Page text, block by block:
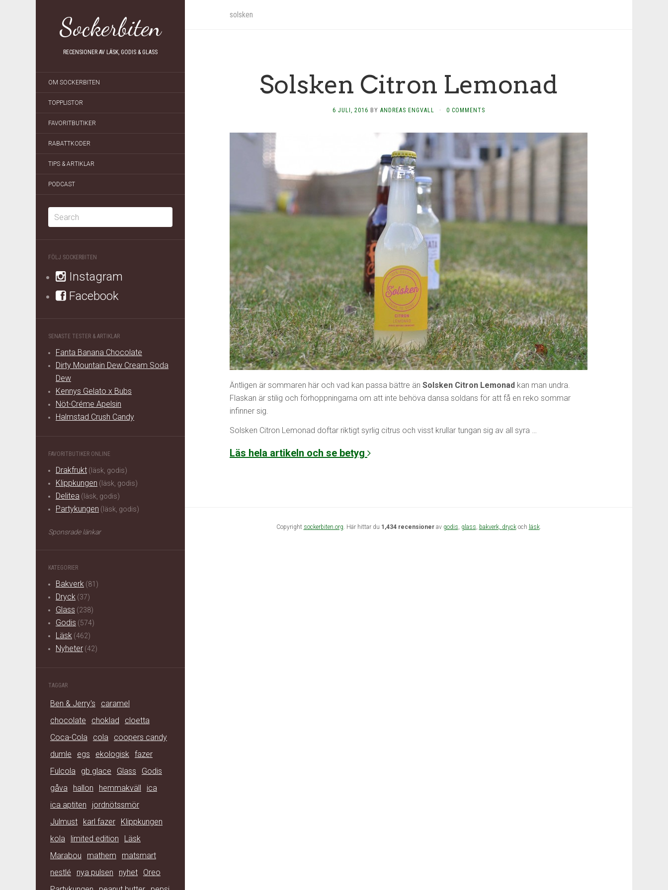
Sockerbiten
RECENSIONER AV LÄSK, GODIS & GLASS
OM SOCKERBITEN
TOPPLISTOR
FAVORITBUTIKER
RABATTKODER
TIPS & ARTIKLAR
PODCAST
FÖLJ SOCKERBITEN
Instagram
Facebook
SENASTE TESTER & ARTIKLAR
Fanta Banana Chocolate
Dirty Mountain Dew Cream Soda
Dew
Kennys Gelato x Bubs
Nöt-Créme Apelsin
Halmstad Crush Candy
FAVORITBUTIKER ONLINE
Drakfrukt (läsk, godis)
Klippkungen (läsk, godis)
Delitea (läsk, godis)
Partykungen (läsk, godis)
Sponsrade länkar
KATEGORIER
Bakverk (81)
Dryck (37)
Glass (238)
Godis (574)
Läsk (462)
Nyheter (42)
TAGGAR
Ben & Jerry's
caramel
chocolate
choklad
cloetta
Coca-Cola
cola
coopers candy
dumle
egs ekologisk fazer
Fulcola
gb glace Glass
Godis
gåva
hallon hemmakväll
ica
ica aptiten
jordnötssmör
Julmust
karl fazer
Klippkungen
kola
limited edition
Läsk
Marabou
mathem
matsmart
nestlé
nya pulsen nyhet
Oreo
solsken
Solsken Citron Lemonad
6 JULI, 2016 BY ANDREAS ENGVALL · 0 COMMENTS
Äntligen är sommaren här och vad kan passa bättre än Solsken Citron Lemonad kan man undra.
Flaskan är stilig och förhoppningarna om att inte behöva dansa soldans för att få en reko sommar
infinner sig.
Solsken Citron Lemonad doftar riktigt syrlig citrus och visst krullar tungan sig av all syra …
Läs hela artikeln och se betyg
Copyright sockerbiten.org. Här hittar du 1,434 recensionerav godis, glass, bakverk, dryckoch läsk.